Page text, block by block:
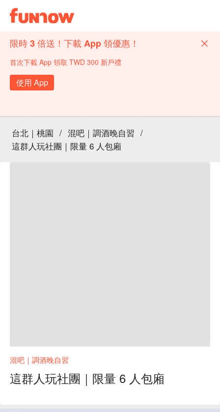
限時 3 倍送！下載 App 領優惠！
首次下載 App 領取 TWD 300 新戶禮
使用 App
台北｜桃園 / 混吧｜調酒晚自習 /
這群人玩社團｜限量 6 人包廂
混吧｜調酒晚自習
這群人玩社團｜限量 6 人包廂